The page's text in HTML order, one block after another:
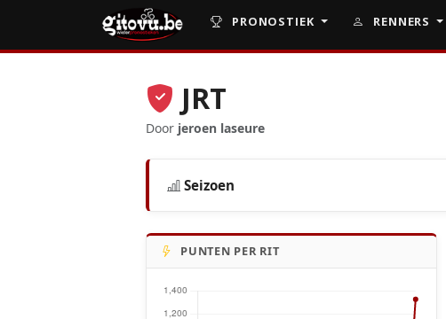
PRONOSTIEK RENNERS
JRT
Door jeroen laseure
Seizoen
PUNTEN PER RIT